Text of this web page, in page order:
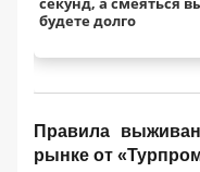
будете долго
Правила
рынке от